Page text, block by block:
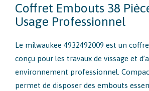
Coffret Embouts 38
Usage Professionnel
Le milwaukee 4932492009 est un
conçu pour les travaux de vissage et
environnement professionnel.
permet de disposer des embouts